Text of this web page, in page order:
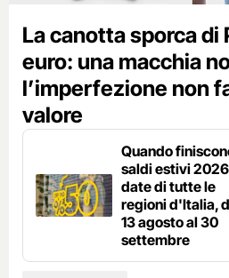
La canotta sporca di
euro: una macchia
l’imperfezione non
valore
Quando
saldi estivi
date di tutte le
regioni d'Italia,
13 agosto al 30
settembre